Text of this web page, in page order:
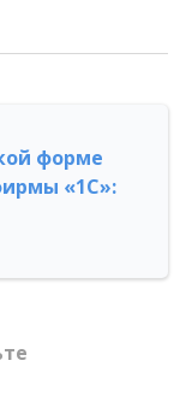
форме
«1С»: